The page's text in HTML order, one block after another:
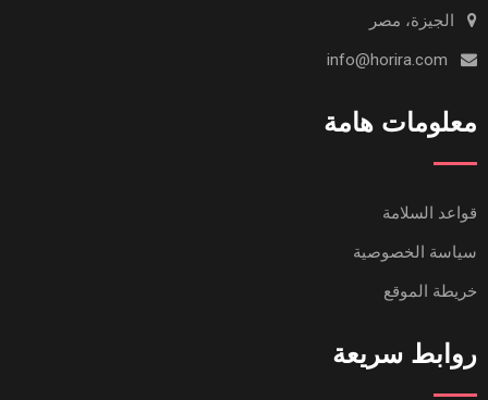
الجيزة، مصر
معلومات هامة
قواعد السلامة
سياسة الخصوصية
خريطة الموقع
روابط سريعة